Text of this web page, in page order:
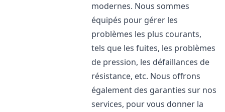
modernes. Nous sommes
équipés pour gérer les
problèmes les plus courants,
tels que les fuites, les problèmes
de pression, les défaillances de
résistance, etc. Nous offrons
également des garanties sur nos
services, pour vous donner la